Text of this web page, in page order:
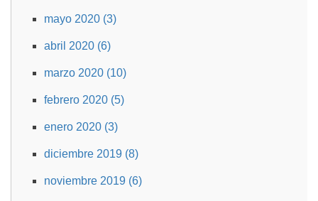
mayo 2020 (3)
abril 2020 (6)
marzo 2020 (10)
febrero 2020 (5)
enero 2020 (3)
diciembre 2019 (8)
noviembre 2019 (6)